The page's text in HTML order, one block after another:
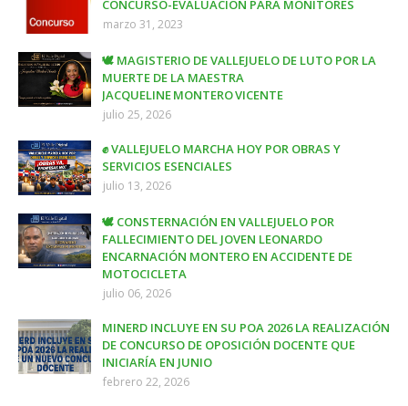
CONCURSO-EVALUACIÓN PARA MONITORES
marzo 31, 2023
🕊️ MAGISTERIO DE VALLEJUELO DE LUTO POR LA
MUERTE DE LA MAESTRA
JACQUELINE MONTERO VICENTE
julio 25, 2026
✊ VALLEJUELO MARCHA HOY POR OBRAS Y
SERVICIOS ESENCIALES
julio 13, 2026
🕊️ CONSTERNACIÓN EN VALLEJUELO POR
FALLECIMIENTO DEL JOVEN LEONARDO
ENCARNACIÓN MONTERO EN ACCIDENTE DE
MOTOCICLETA
julio 06, 2026
MINERD INCLUYE EN SU POA 2026 LA REALIZACIÓN
DE CONCURSO DE OPOSICIÓN DOCENTE QUE
INICIARÍA EN JUNIO
febrero 22, 2026